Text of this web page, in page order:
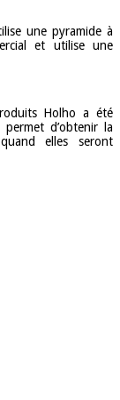
une pyramide à
et utilise une
Holho a été
d’obtenir la
elles seront